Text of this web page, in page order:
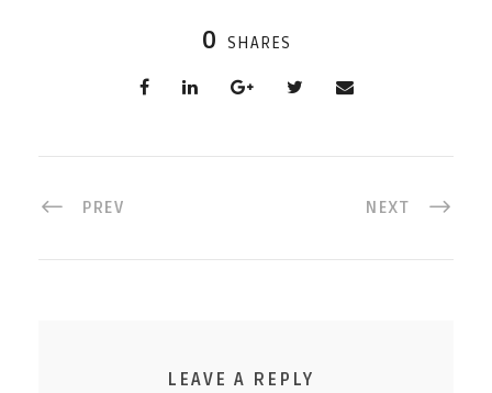
0 SHARES
PREV NEXT
LEAVE A REPLY